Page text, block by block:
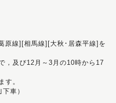
原線][相馬線][大秋･居森平線]を
，及び12月～3月の10時から17
す。
車）